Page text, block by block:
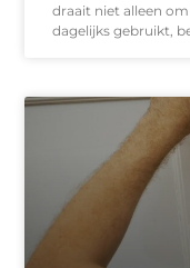
draait niet alleen
dagelijks gebruikt,